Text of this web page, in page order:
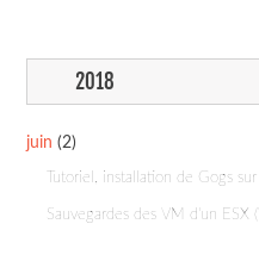
2018
juin (2)
Tutoriel, installation de Gogs
Sauvegardes des VM d'un ESX